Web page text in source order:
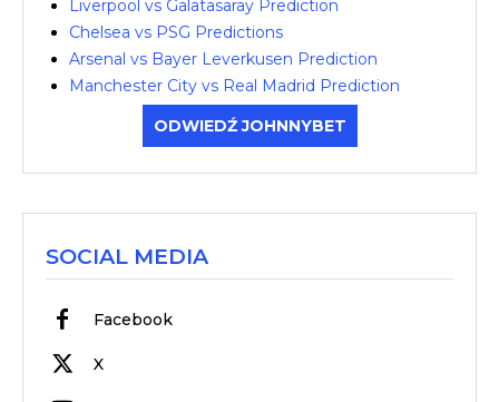
Liverpool vs Galatasaray Prediction
Chelsea vs PSG Predictions
Arsenal vs Bayer Leverkusen Prediction
Manchester City vs Real Madrid Prediction
ODWIEDŹ JOHNNYBET
SOCIAL MEDIA
Facebook
X